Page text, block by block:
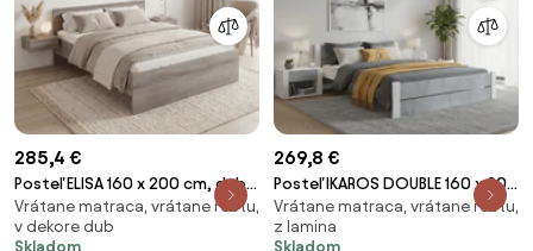
285,4 €
Posteľ ELISA 160 x 200 cm, dub
lanýž Rošt: S latkovým roštom,
Matrac: Matrac DELUXE 10 cm
Vrátane matraca, vrátane roštu,
v dekore dub
Skladom
269,8 €
Posteľ IKAROS DOUBLE 160 x 200
cm, betón/biela Rošt: S
latkovým roštom, Matrac:
Vrátane matraca, vrátane roštu,
z lamina
Skladom